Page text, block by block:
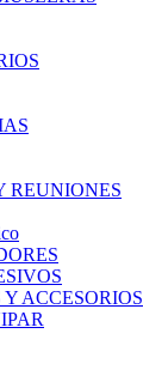
REUNIONES
ACCESORIOS